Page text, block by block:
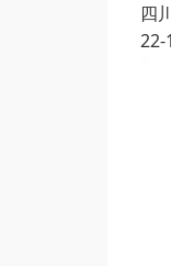
四
22-